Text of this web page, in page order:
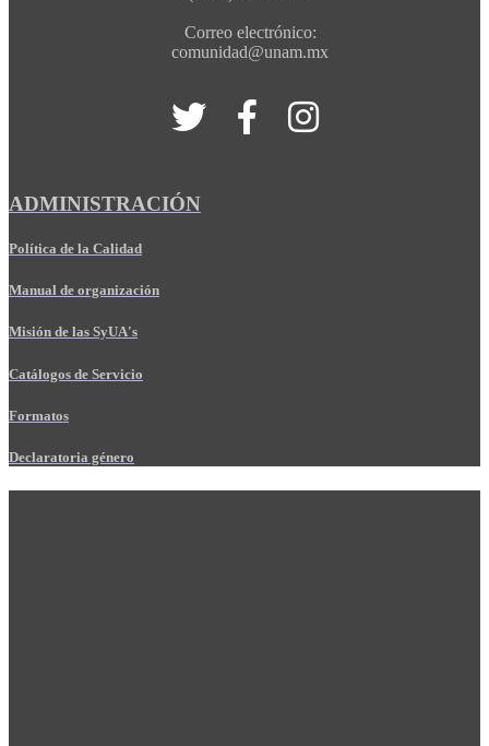
Correo electrónico:
comunidad@unam.mx
ADMINISTRACIÓN
Política de la Calidad
Manual de organización
Misión de las SyUA's
Catálogos de Servicio
Formatos
Declaratoria género